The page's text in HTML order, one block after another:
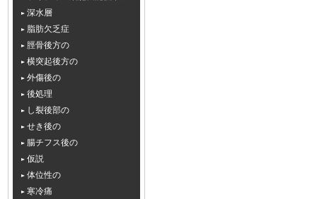
深水層
脂肪欠乏症
脛骨後方の
横突起後方の
外傷後の
後処理
し裂後部の
せき後の
腸チフス後の
仮説
体位性の
寒冷痛